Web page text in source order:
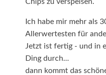
Ich habe mir mehr als
Allerwertesten für
Jetzt ist fertig - und in
Ding durch...
dann kommt das